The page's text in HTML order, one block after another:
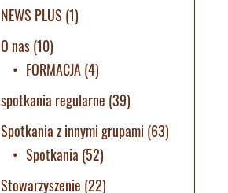
NEWS PLUS (1)
O nas(10)
FORMACJA(4)
spotkania regularne (39)
Spotkania z innymi grupami (63)
Spotkania (52)
Stowarzyszenie (22)